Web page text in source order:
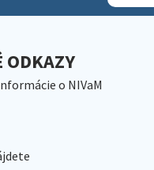
ODKAZY
o NIVaM